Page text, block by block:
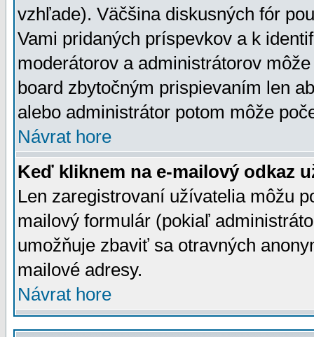
vzhľade). Väčšina diskusných fór
Vami pridaných príspevkov a k
moderátorov a administrátorov
board zbytočným prispievaním len
alebo administrátor potom môže
Návrat hore
Keď kliknem na e-mailový odkaz
Len zaregistrovaní užívatelia môžu
mailový formulár (pokiaľ
umožňuje zbaviť sa otravných
mailové adresy.
Návrat hore